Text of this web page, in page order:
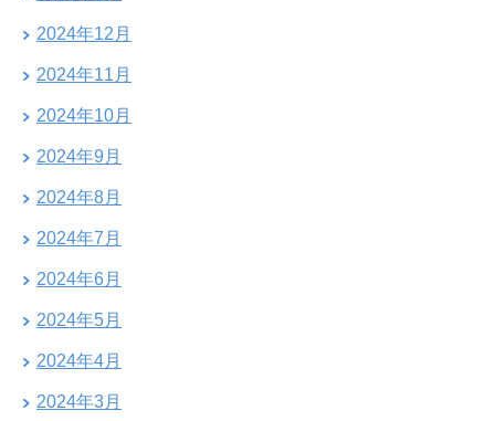
2024年12月
2024年11月
2024年10月
2024年9月
2024年8月
2024年7月
2024年6月
2024年5月
2024年4月
2024年3月